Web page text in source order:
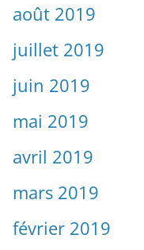
août 2019
juillet 2019
juin 2019
mai 2019
avril 2019
mars 2019
février 2019